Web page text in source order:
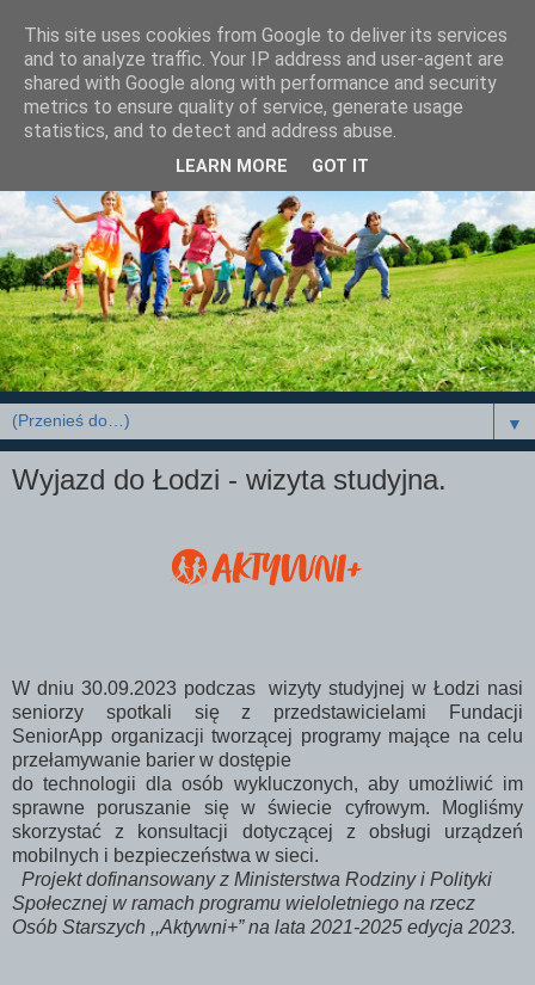
▼
Wyjazd do Łodzi - wizyta studyjna.
W dniu 30.09.2023 podczas wizyty studyjnej w Łodzi nasi
seniorzy spotkali się z przedstawicielami Fundacji
SeniorApp organizacji tworzącej programy mające na celu
przełamywanie barier w dostępie
do technologii dla osób wykluczonych, aby umożliwić im
sprawne poruszanie się w świecie cyfrowym. Mogliśmy
skorzystać z konsultacji dotyczącej z obsługi urządzeń
mobilnych i bezpieczeństwa w sieci.
Projekt dofinansowany z Ministerstwa Rodziny i Polityki
Społecznej w ramach programu wieloletniego na rzecz
Osób Starszych ,,Aktywni+” na lata 2021-2025 edycja 2023.
This site uses cookies from Google to deliver its services
and to analyze traffic. Your IP address and user-agent are
shared with Google along with performance and security
metrics to ensure quality of service, generate usage
statistics, and to detect and address abuse.
LEARN MORE GOT IT